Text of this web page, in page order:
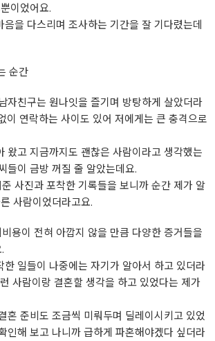
이었어요.
음을 다스리며 조사하는 기간을 잘 기다렸는데
순간
자친구는 원나잇을 즐기며 방탕하게 살았더라
이 연락하는 사이도 있어 저에게는 큰 충격으로
왔고 지금까지도 괜찮은 사람이라고 생각했는
들이 금방 꺼질 줄 알았는데요.
사진과 포착한 기록들을 보니까 순간 제가 알
사람이었더라고요.
용이 전혀 아깝지 않을 만큼 다양한 증거들을
한 일들이 나중에는 자기가 알아서 하고 있더라
사람이랑 결혼할 생각을 하고 있었다는 제가
혼 준비도 조금씩 미뤄두며 딜레이시키고 있었
인해 보고 나니까 급하게 파혼해야겠다 싶더라